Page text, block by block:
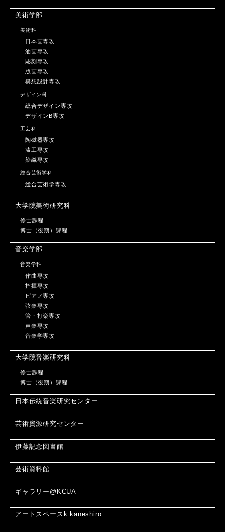
美術学部
美術科
日本画専攻
油画専攻
彫刻専攻
版画専攻
構想設計専攻
デザイン科
総合デザイン専攻
デザインB専攻
工芸科
陶磁器専攻
漆工専攻
染織専攻
総合芸術学科
総合芸術学専攻
大学院美術研究科
修士課程
博士（後期）課程
音楽学部
音楽学科
作曲専攻
指揮専攻
ピアノ専攻
弦楽専攻
管・打楽専攻
声楽専攻
音楽学専攻
大学院音楽研究科
修士課程
博士（後期）課程
日本伝統音楽研究センター
芸術資源研究センター
伊藤記念図書館
芸術資料館
ギャラリー@KCUA
アートスペースk.kaneshiro